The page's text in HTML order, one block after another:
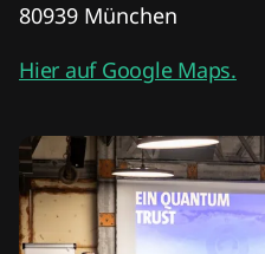
80939 München
Hier auf Google Maps.